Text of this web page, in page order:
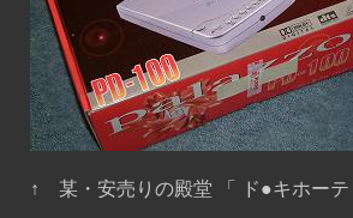
↑ 某・安売りの殿堂 「 ド●キホーテ